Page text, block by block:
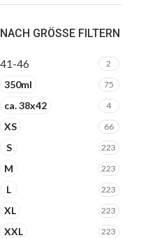
NACH GRÖSSE FILTERN
41-46 2
350ml 75
ca. 38x42 4
XS 66
S 223
M 223
L 223
XL 223
XXL 223